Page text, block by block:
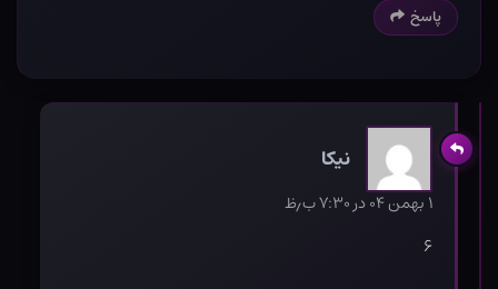
پاسخ
نیکا
۱ بهمن ۰۴ در ۷:۳۰ ب٫ظ
۶